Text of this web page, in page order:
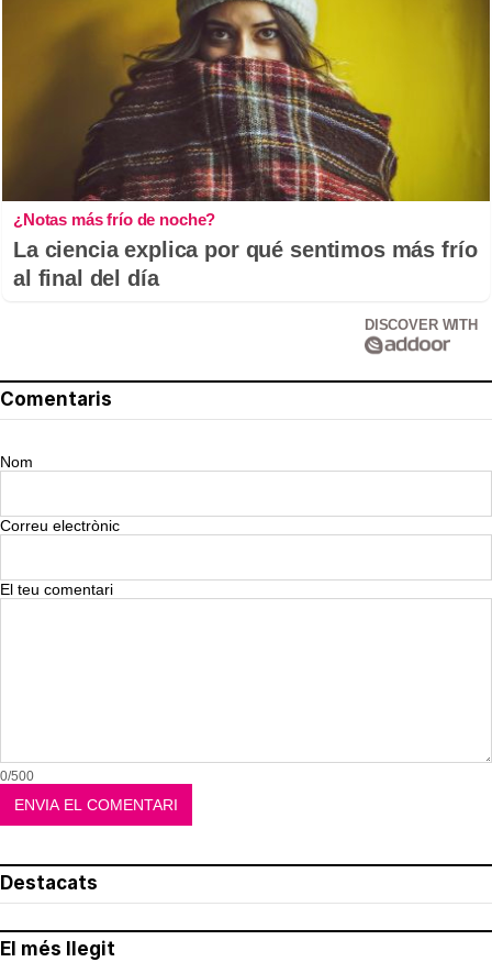
¿Notas más frío de noche?
La ciencia explica por qué sentimos más frío
al final del día
DISCOVER WITH
Comentaris
Nom
Correu electrònic
El teu comentari
0/500
Destacats
El més llegit